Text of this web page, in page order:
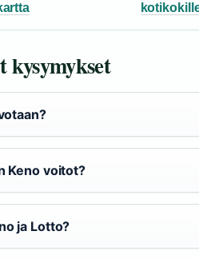
kysymykset
Keno voitot?
ja Lotto?